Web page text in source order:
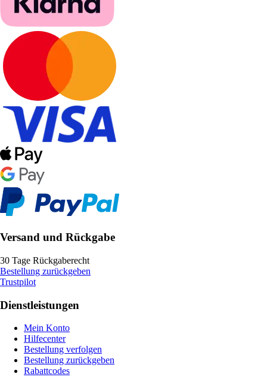
Versand und Rückgabe
30 Tage Rückgaberecht
Bestellung zurückgeben
Trustpilot
Dienstleistungen
Mein Konto
Hilfecenter
Bestellung verfolgen
Bestellung zurückgeben
Rabattcodes